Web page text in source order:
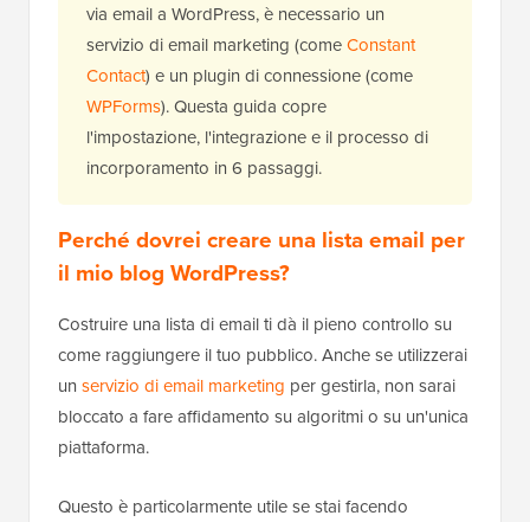
via email a WordPress, è necessario un
servizio di email marketing (comeConstant
Contact) e un plugin di connessione (come
WPForms). Questa guida copre
l'impostazione, l'integrazione e il processo di
incorporamento in 6 passaggi.
Perché dovrei creare una lista email per
il mio blog WordPress?
Costruire una lista di email ti dà il pieno controllo su
come raggiungere il tuo pubblico. Anche se utilizzerai
un servizio di email marketing per gestirla, non sarai
bloccato a fare affidamento su algoritmi o su un'unica
piattaforma.
Questo è particolarmente utile se stai facendo